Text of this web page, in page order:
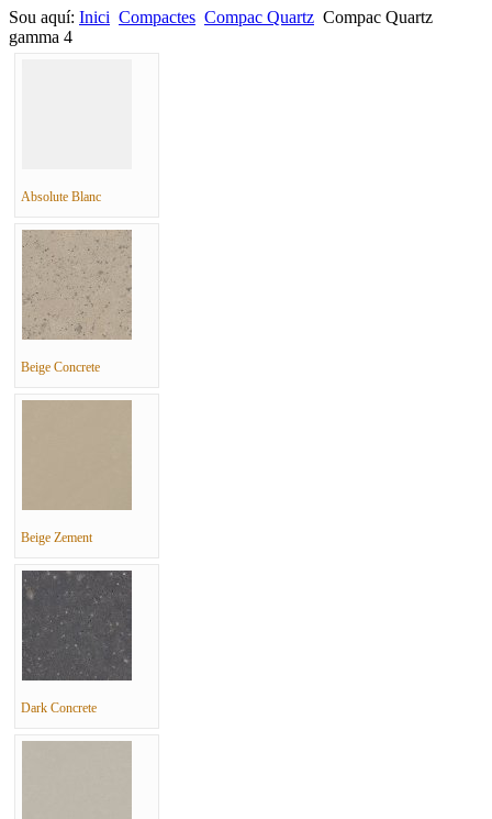
Sou aquí: Inici Compactes Compac Quartz Compac Quartz
gamma 4
Absolute Blanc
Beige Concrete
Beige Zement
Dark Concrete